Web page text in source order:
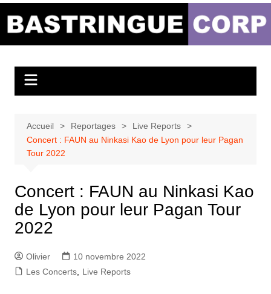
Bastringue Corp –
Musicales
Accueil Reportages
Live Reports
Concert : FAUN au Ninkasi Kao de Lyon pour leur Pagan
Tour 2022
Concert : FAUN au Ninkasi Kao
de Lyon pour leur Pagan Tour
2022
Olivier
10 novembre 2022
Les Concerts, Live Reports